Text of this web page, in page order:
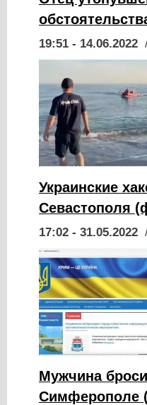
19:51 - 14.06.2022
Украинские
Севастополя
17:02 - 31.05.2022
Мужчина
Симферополе